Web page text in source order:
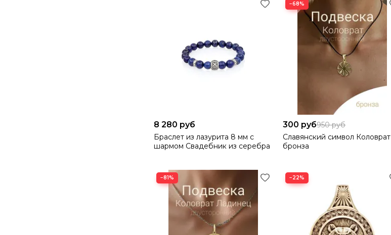
8 280 руб
Браслет из лазурита 8 мм с
шармом Свадебник из серебра
−68%
300 руб950 руб
Славянский символ Коловрат
бронза
−81% −22%